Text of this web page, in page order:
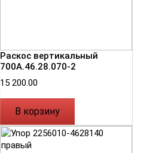
Раскос вертикальный
700А.46.28.070-2
15 200.00
В корзину